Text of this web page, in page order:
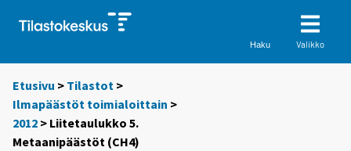
Haku Valikko
Etusivu > Tilastot >
Ilmapäästöt toimialoittain >
2012 > Liitetaulukko 5.
Metaanipäästöt (CH4)